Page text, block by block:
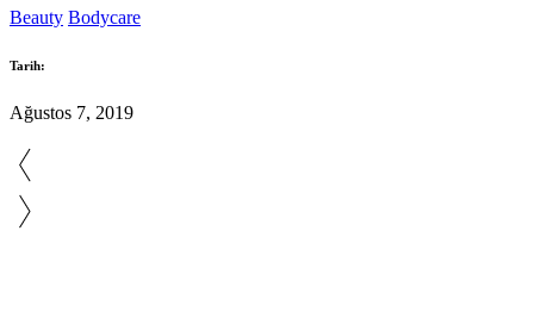
Beauty Bodycare
Tarih:
Ağustos 7, 2019